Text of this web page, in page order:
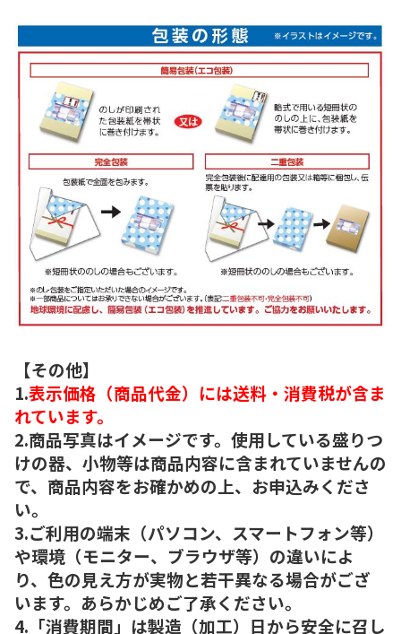
【その他】
1.表示価格（商品代金）には送料・消費税が含ま
れています。
2.商品写真はイメージです。使用している盛りつ
けの器、小物等は商品内容に含まれていませんの
で、商品内容をお確かめの上、お申込みくださ
い。
3.ご利用の端末（パソコン、スマートフォン等）
や環境（モニター、ブラウザ等）の違いによ
り、色の見え方が実物と若干異なる場合がござ
います。あらかじめご了承ください。
4.「消費期間」は製造（加工）日から安全に召し